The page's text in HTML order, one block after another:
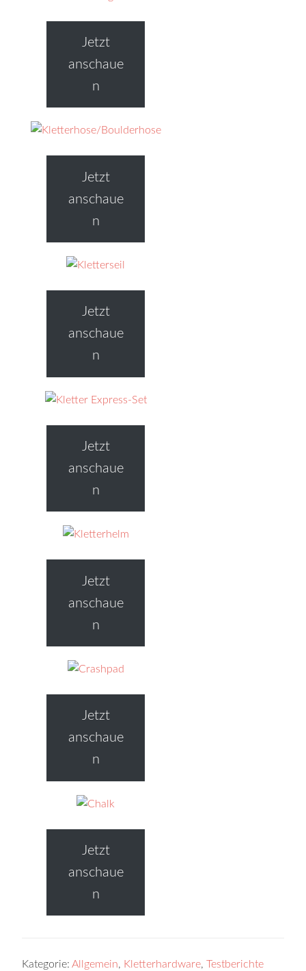
Jetzt
anschaue
n
Jetzt
anschaue
n
Jetzt
anschaue
n
Jetzt
anschaue
n
Jetzt
anschaue
n
Jetzt
anschaue
n
Jetzt
anschaue
n
Kategorie:Allgemein, Kletterhardware,Testberichte